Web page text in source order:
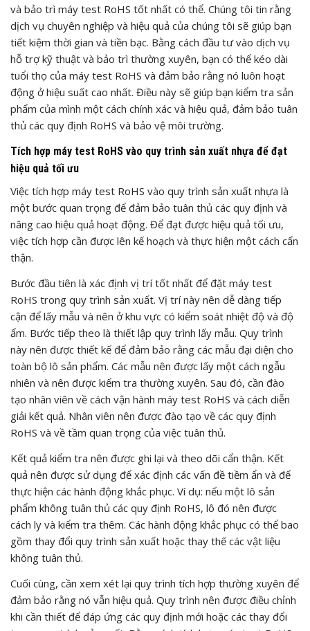
và bảo trì máy test RoHS tốt nhất có thể. Chúng tôi tin rằng
dịch vụ chuyên nghiệp và hiệu quả của chúng tôi sẽ giúp bạn
tiết kiệm thời gian và tiền bạc. Bằng cách đầu tư vào dịch vụ
hỗ trợ kỹ thuật và bảo trì thường xuyên, bạn có thể kéo dài
tuổi thọ của máy test RoHS và đảm bảo rằng nó luôn hoạt
động ở hiệu suất cao nhất. Điều này sẽ giúp bạn kiểm tra sản
phẩm của mình một cách chính xác và hiệu quả, đảm bảo tuân
thủ các quy định RoHS và bảo vệ môi trường.
Tích hợp máy test RoHS vào quy trình sản xuất nhựa để đạt
hiệu quả tối ưu
Việc tích hợp máy test RoHS vào quy trình sản xuất nhựa là
một bước quan trọng để đảm bảo tuân thủ các quy định và
nâng cao hiệu quả hoạt động. Để đạt được hiệu quả tối ưu,
việc tích hợp cần được lên kế hoạch và thực hiện một cách cẩn
thận.
Bước đầu tiên là xác định vị trí tốt nhất để đặt máy test
RoHS trong quy trình sản xuất. Vị trí này nên dễ dàng tiếp
cận để lấy mẫu và nên ở khu vực có kiểm soát nhiệt độ và độ
ẩm. Bước tiếp theo là thiết lập quy trình lấy mẫu. Quy trình
này nên được thiết kế để đảm bảo rằng các mẫu đại diện cho
toàn bộ lô sản phẩm. Các mẫu nên được lấy một cách ngẫu
nhiên và nên được kiểm tra thường xuyên. Sau đó, cần đào
tạo nhân viên về cách vận hành máy test RoHS và cách diễn
giải kết quả. Nhân viên nên được đào tạo về các quy định
RoHS và về tầm quan trọng của việc tuân thủ.
Kết quả kiểm tra nên được ghi lại và theo dõi cẩn thận. Kết
quả nên được sử dụng để xác định các vấn đề tiềm ẩn và để
thực hiện các hành động khắc phục. Ví dụ: nếu một lô sản
phẩm không tuân thủ các quy định RoHS, lô đó nên được
cách ly và kiểm tra thêm. Các hành động khắc phục có thể bao
gồm thay đổi quy trình sản xuất hoặc thay thế các vật liệu
không tuân thủ.
Cuối cùng, cần xem xét lại quy trình tích hợp thường xuyên để
đảm bảo rằng nó vẫn hiệu quả. Quy trình nên được điều chỉnh
khi cần thiết để đáp ứng các quy định mới hoặc các thay đổi